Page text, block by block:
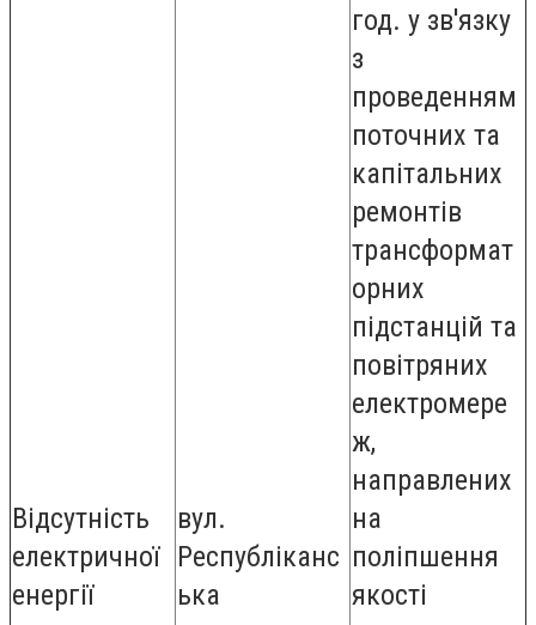
Відсутність
електричної
енергії
вул.
Республіканс
ька
год. у зв'язку
з
проведенням
поточних та
капітальних
ремонтів
трансформат
орних
підстанцій та
повітряних
електромере
ж,
направлених
на
поліпшення
якості